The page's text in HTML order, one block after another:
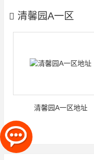
清馨园A一区
清馨园A一区地址